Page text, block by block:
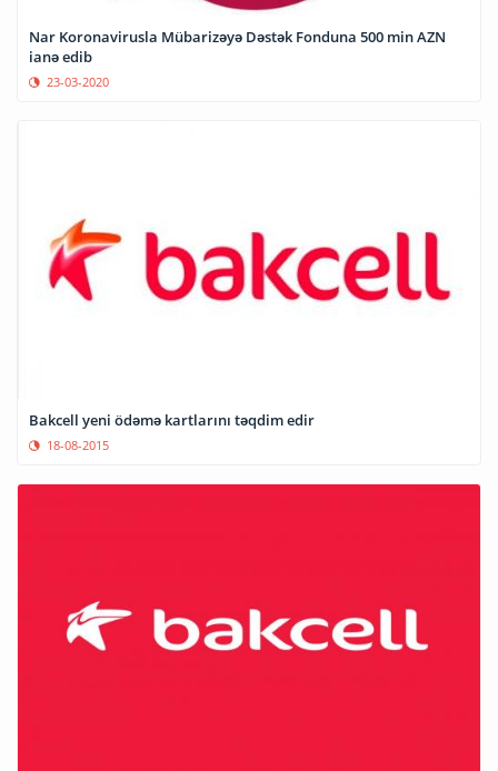
Nar Koronavirusla Mübarizəyə Dəstək Fonduna 500 min AZN
ianə edib
23-03-2020
Bakcell yeni ödəmə kartlarını təqdim edir
18-08-2015